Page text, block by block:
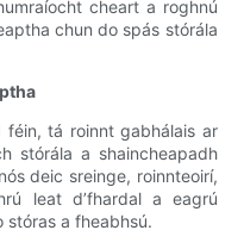
cheart a roghnú
chun do spás stórála
féin, tá roinnt gabhálais ar
stórála a shaincheapadh
deic sreinge, roinnteoirí,
leat d’fhardal a eagrú
stóras a fheabhsú.